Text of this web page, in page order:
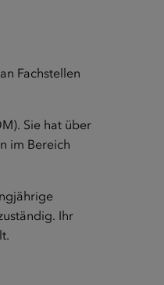
Fachstellen
Sie hat über
im Bereich
Ihr